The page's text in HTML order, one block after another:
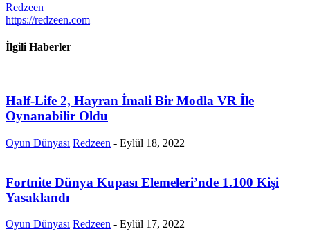
Redzeen
https://redzeen.com
İlgili Haberler
Half-Life 2, Hayran İmali Bir Modla VR İle
Oynanabilir Oldu
Oyun Dünyası Redzeen - Eylül 18, 2022
Fortnite Dünya Kupası Elemeleri’nde 1.100 Kişi
Yasaklandı
Oyun Dünyası Redzeen - Eylül 17, 2022